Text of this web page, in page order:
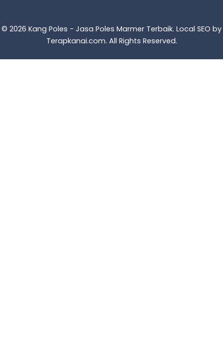
© 2026 Kang Poles - Jasa Poles Marmer Terbaik. Local SEO by
Terapkanai.com. All Rights Reserved.